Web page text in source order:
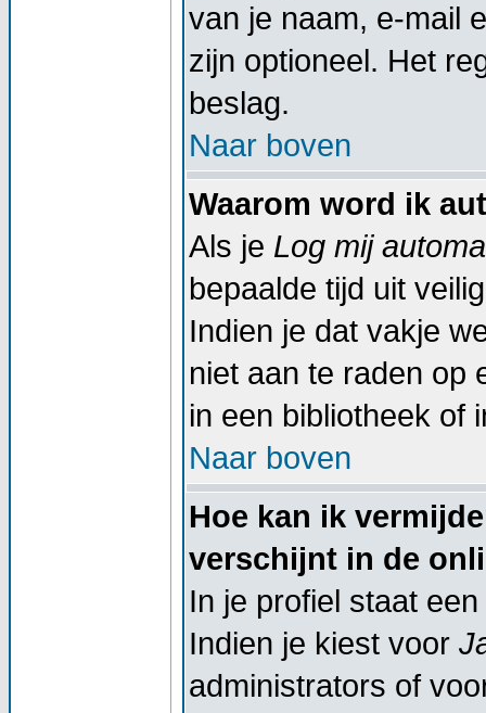
van je naam, e-mail
zijn optioneel. Het
beslag.
Naar boven
Waarom word ik
Als je Log mij
bepaalde tijd uit
Indien je dat vakje
niet aan te raden op
in een bibliotheek of
Naar boven
Hoe kan ik
verschijnt in de
In je profiel staat
Indien je kiest voor
administrators of